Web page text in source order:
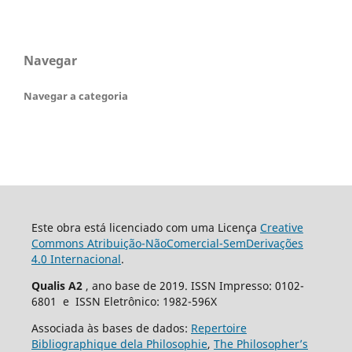
Navegar
Navegar a categoria
Este obra está licenciado com uma Licença Creative
Commons Atribuição-NãoComercial-SemDerivações
4.0 Internacional.
Qualis A2 , ano base de 2019. ISSN Impresso: 0102-
6801 e ISSN Eletrônico: 1982-596X
Associada às bases de dados: Repertoire
Bibliographique dela Philosophie, The Philosopher’s